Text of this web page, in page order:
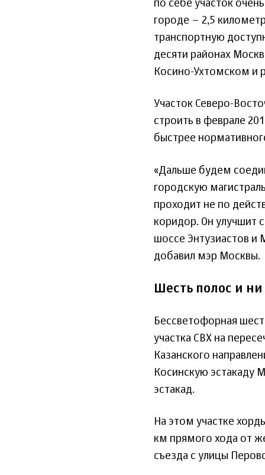
по себе участок
городе – 2,5
транспортную
десяти районах
Косино-Ухтомском и
Участок Северо-
строить в феврале
быстрее
«Дальше будем
городскую
проходит не по
коридор. Он улучшит
шоссе Энтузиастов и
добавил мэр Москвы.
Шесть полос и
Бессветофорная
участка СВХ на
Казанского
Косинскую эстакаду
эстакад.
На этом участке
км прямого хода от
съезда с улицы